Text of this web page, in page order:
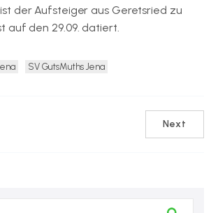
der Aufsteiger aus Geretsried zu
auf den 29.09. datiert.
SV GutsMuths Jena
Next